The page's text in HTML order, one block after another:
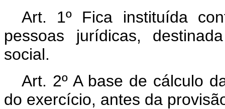
Art. 1º Fica instituída
pessoas jurídicas,
social.
Art. 2º A base de cálculo
do exercício, antes da